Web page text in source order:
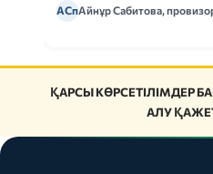
АСпАйнұр Сабитова,
ҚАРСЫ КӨРСЕТІЛІМДЕР
АЛУ